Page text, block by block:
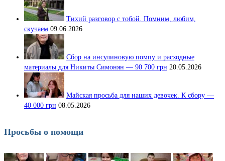
Тихий разговор с тобой. Помним, любим,
скучаем 09.06.2026
Сбор на инсулиновую помпу и расходные
материалы для Никиты Симонян — 90 700 грн 20.05.2026
Майская просьба для наших девочек. К сбору —
40 000 грн 08.05.2026
Просьбы о помощи